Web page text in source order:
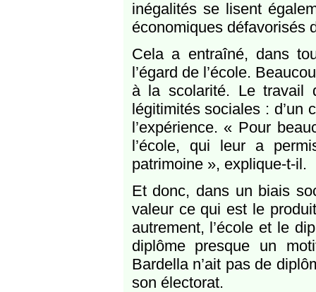
inégalités se lisent
économiques défavorisés
Cela a entraîné, dans
l’égard de l’école.
à la scolarité. Le travail
légitimités sociales : d’un
l’expérience. « Pour
l’école, qui leur a
patrimoine », explique-t-il.
Et donc, dans un biais
valeur ce qui est le
autrement, l’école et le
diplôme presque un
Bardella n’ait pas de
son électorat.